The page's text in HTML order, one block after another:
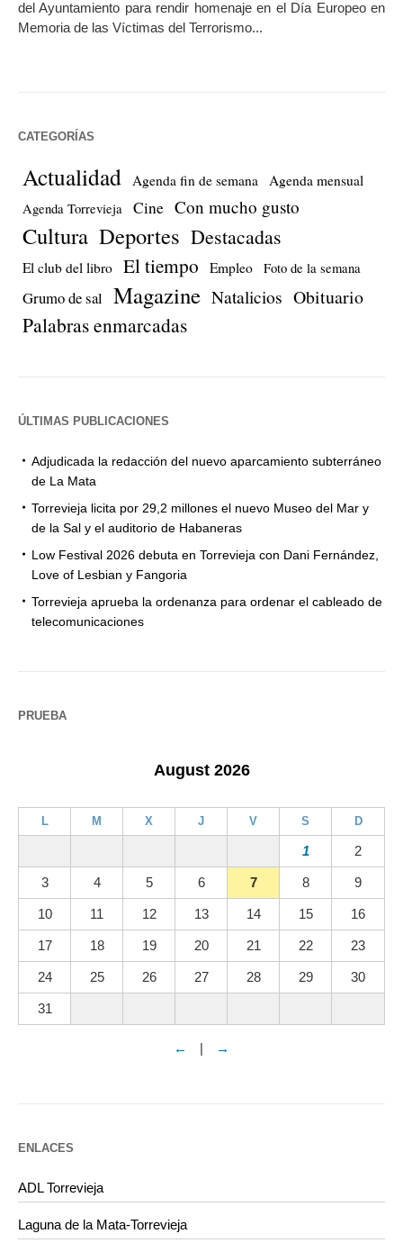
del Ayuntamiento para rendir homenaje en el Día Europeo en
Memoria de las Víctimas del Terrorismo...
CATEGORÍAS
Actualidad Agenda fin de semana Agenda mensual
Agenda Torrevieja Cine Con mucho gusto
Cultura Deportes Destacadas
El club del libro El tiempo Empleo Foto de la semana
Grumo de sal Magazine Natalicios Obituario
Palabras enmarcadas
ÚLTIMAS PUBLICACIONES
Adjudicada la redacción del nuevo aparcamiento subterráneo
de La Mata
Torrevieja licita por 29,2 millones el nuevo Museo del Mar y
de la Sal y el auditorio de Habaneras
Low Festival 2026 debuta en Torrevieja con Dani Fernández,
Love of Lesbian y Fangoria
Torrevieja aprueba la ordenanza para ordenar el cableado de
telecomunicaciones
PRUEBA
August 2026
L M X J V S D
1 2
3 4 5 6 7 8 9
10 11 12 13 14 15 16
17 18 19 20 21 22 23
24 25 26 27 28 29 30
31
← | →
ENLACES
ADL Torrevieja
Laguna de la Mata-Torrevieja